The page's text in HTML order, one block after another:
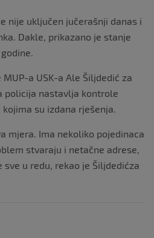
nije uključen jučerašnji danas i
Dakle, prikazano je stanje
a USK-a Ale Šiljdedić za
policija nastavlja kontrole
su izdana rješenja.
mjera. Ima nekoliko pojedinaca
stvaraju i netačne adrese,
u redu, rekao je Šiljdedićza